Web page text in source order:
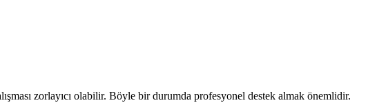
zorlayıcı olabilir. Böyle bir durumda profesyonel destek almak önemlidir.